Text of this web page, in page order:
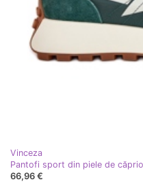
Vinceza
66,96 €